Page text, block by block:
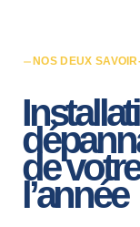
NOS DEUX
de
l’année